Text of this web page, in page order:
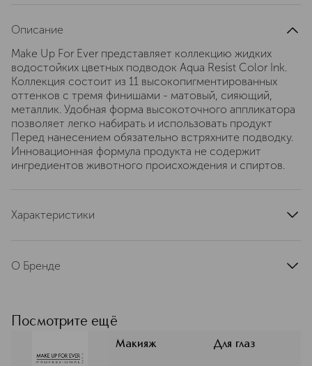
Описание
Make Up For Ever представляет коллекцию жидких
водостойких цветных подводок Aqua Resist Color Ink.
Коллекция состоит из 11 высокопигментированных
оттенков с тремя финишами - матовый, сияющий,
металлик. Удобная форма высокоточного аппликатора
позволяет легко набирать и использовать продукт
Перед нанесением обязательно встряхните подводку.
Инновационная формула продукта не содержит
ингредиентов животного происхождения и спиртов.
Характеристики
О Бренде
созданный профессиональным
визажистом Дани Санц в 1984. Она
объединила свой опыт и творческое
Посмотрите ещё
Макияж Для глаз